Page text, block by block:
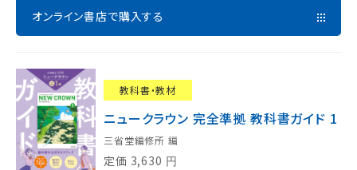
オンライン書店で購入する
教科書・教材
ニュークラウン 完全準拠 教科書ガイド 1
三省堂編修所 編
定価 3,630 円